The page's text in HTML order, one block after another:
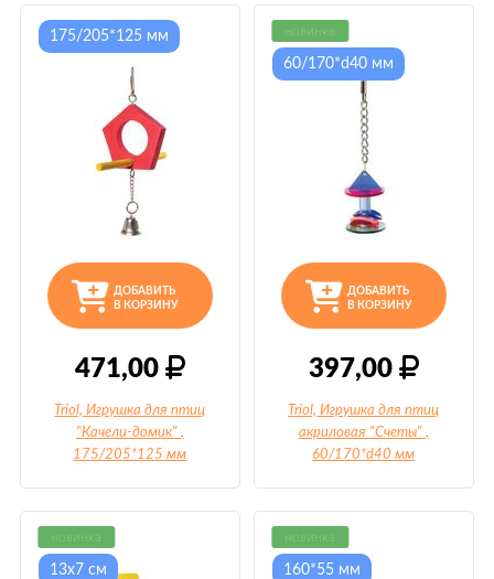
ДОБАВИТЬ
В КОРЗИНУ
471,00
175/205*125 мм
Triol, Игрушка для птиц
"Качели-домик" ,
175/205*125 мм
новинка
ДОБАВИТЬ
В КОРЗИНУ
397,00
60/170*d40 мм
Triol, Игрушка для птиц
акриловая "Счеты" ,
60/170*d40 мм
новинка
13х7 см
новинка
160*55 мм